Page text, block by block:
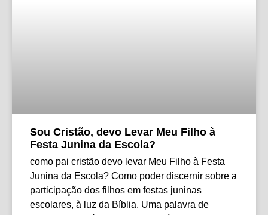
Sou Cristão, devo Levar Meu Filho à
Festa Junina da Escola?
como pai cristão devo levar Meu Filho à Festa
Junina da Escola? Como poder discernir sobre a
participação dos filhos em festas juninas
escolares, à luz da Bíblia. Uma palavra de